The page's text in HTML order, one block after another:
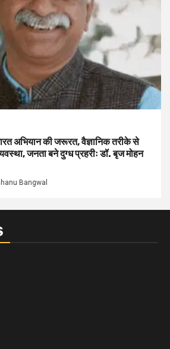
अभियान की जरूरत, वैज्ञानिक तरीके से
जनता बने दुग्ध प्रहरीः डॉ. बृज मोहन
Bangwal